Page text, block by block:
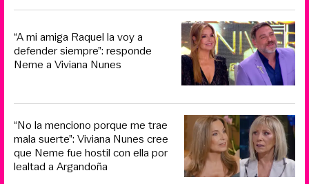
“A mi amiga Raquel la voy a
defender siempre”: responde
Neme a Viviana Nunes
“No la menciono porque me trae
mala suerte”: Viviana Nunes cree
que Neme fue hostil con ella por
lealtad a Argandoña